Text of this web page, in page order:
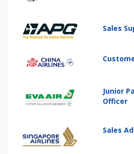
Sales
Junior
Officer
Sales